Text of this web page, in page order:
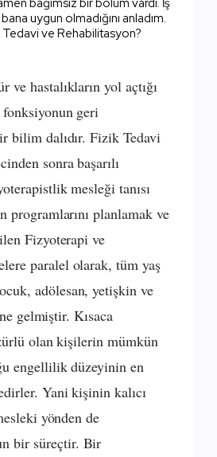
uygun olmadığını anladım.
ve Rehabilitasyon?
hastalıkların yol açtığı
fonksiyonun geri
bilim dalıdır. Fizik Tedavi
sonra başarılı
mesleği tanısı
programlarını planlamak ve
Fizyoterapi ve
paralel olarak, tüm yaş
adölesan, yetişkin ve
gelmiştir. Kısaca
olan kişilerin mümkün
engellilik düzeyinin en
Yani kişinin kalıcı
yönden de
bir süreçtir. Bir